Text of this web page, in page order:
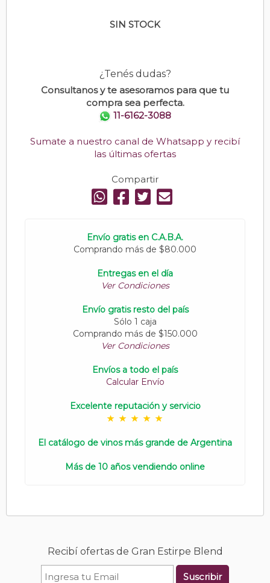
SIN STOCK
¿Tenés dudas?
Consultanos y te asesoramos para que tu
compra sea perfecta.
11-6162-3088
Sumate a nuestro canal de Whatsapp y recibí
las últimas ofertas
Compartir
Envío gratis en C.A.B.A.
Comprando más de $80.000
Entregas en el día
Ver Condiciones
Envío gratis resto del país
Sólo 1 caja
Comprando más de $150.000
Ver Condiciones
Envíos a todo el país
Calcular Envío
Excelente reputación y servicio
El catálogo de vinos más grande de Argentina
Más de 10 años vendiendo online
Recibí ofertas de Gran Estirpe Blend
Suscribir